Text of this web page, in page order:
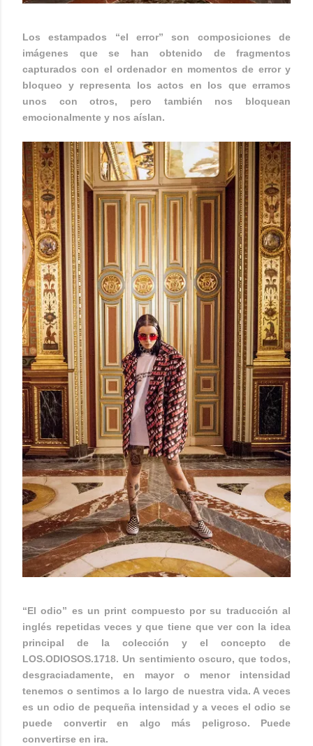
Los estampados “el error” son composiciones de
imágenes que se han obtenido de fragmentos
capturados con el ordenador en momentos de error y
bloqueo y representa los actos en los que erramos
unos con otros, pero también nos bloquean
emocionalmente y nos aíslan.
“El odio” es un print compuesto por su traducción al
inglés repetidas veces y que tiene que ver con la idea
principal de la colección y el concepto de
LOS.ODIOSOS.1718. Un sentimiento oscuro, que todos,
desgraciadamente, en mayor o menor intensidad
tenemos o sentimos a lo largo de nuestra vida. A veces
es un odio de pequeña intensidad y a veces el odio se
puede convertir en algo más peligroso. Puede
convertirse en ira.